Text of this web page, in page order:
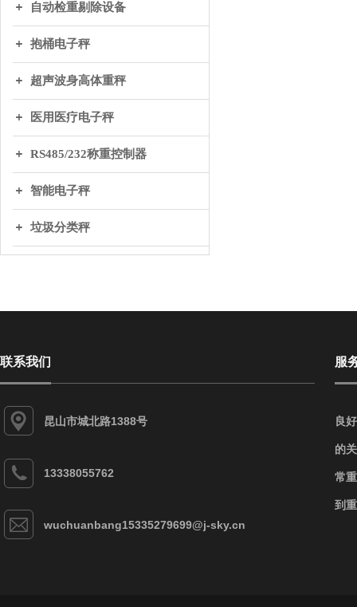
自动检重剔除设备
抱桶电子秤
超声波身高体重秤
医用医疗电子秤
RS485/232称重控制器
智能电子秤
垃圾分类秤
联系我们
昆山市城北路1388号
13338055762
wuchuanbang15335279699@j-sky.cn
服
良
的
常
到